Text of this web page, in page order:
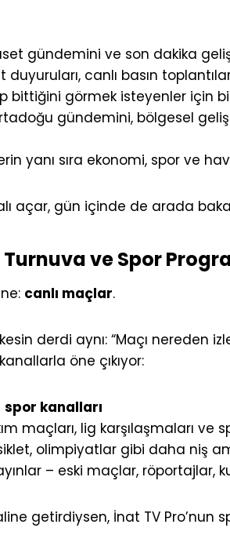
gündemini ve son dakika
canlı basın
bittiğini görmek isteyenler için
gündemini, bölgesel
yanı sıra ekonomi, spor ve
açar, gün içinde de arada
ve Spor
canlı maçlar.
derdi aynı: “Maçı nereden
öne çıkıyor:
spor kanalları
maçları, lig karşılaşmaları ve
olimpiyatlar gibi daha niş
– eski maçlar, röportajlar,
getirdiysen, İnat TV Pro’nun